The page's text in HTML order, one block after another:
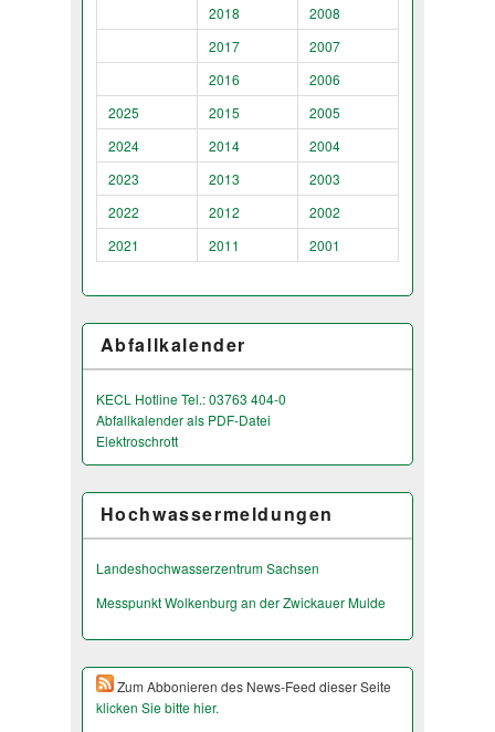
2018
2008
2017
2007
2016
2006
2025
2015
2005
2024
2014
2004
2023
2013
2003
2022
2012
2002
2021
2011 2001
Abfallkalender
KECL Hotline Tel.: 03763 404-0
Abfallkalender als PDF-Datei
Elektroschrott
Hochwassermeldungen
Landeshochwas­serzentrum Sachsen
Messpunkt Wolkenburg an der Zwickauer Mulde
Zum Abbonieren des News-Feed dieser Seite
klicken Sie bitte hier.